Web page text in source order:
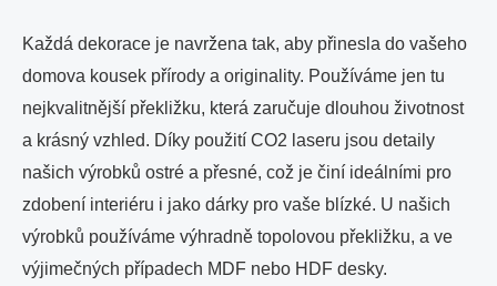
Každá dekorace je navržena tak, aby přinesla do vašeho
domova kousek přírody a originality. Používáme jen tu
nejkvalitnější překližku, která zaručuje dlouhou životnost
a krásný vzhled. Díky použití CO2 laseru jsou detaily
našich výrobků ostré a přesné, což je činí ideálními pro
zdobení interiéru i jako dárky pro vaše blízké. U našich
výrobků používáme výhradně topolovou překližku, a ve
výjimečných případech MDF nebo HDF desky.